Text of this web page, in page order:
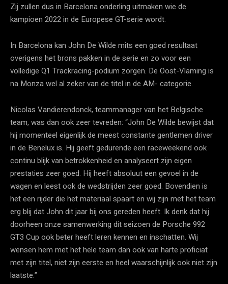
Zij zullen dus in Barcelona onderling uitmaken wie de
kampioen 2022 in de Europese GT-serie wordt.
In Barcelona kan John De Wilde mits een goed resultaat
overigens het brons pakken in de serie en zo voor een
volledige Q1 Trackracing-podium zorgen. De Oost-Vlaming is
na Monza wel al zeker van de titel in de AM- categorie.
Nicolas Vandierendonck, teammanager van het Belgische
team, was dan ook zeer tevreden: “John De Wilde bewijst dat
hij momenteel eigenlijk de meest constante gentlemen driver
in de Benelux is. Hij geeft gedurende een raceweekend ook
continu blijk van betrokkenheid en analyseert zijn eigen
prestaties zeer goed. Hij heeft absoluut een gevoel in de
wagen en leest ook de wedstrijden zeer goed. Bovendien is
het een rijder die het materiaal spaart en wij zijn met het team
erg blij dat John dit jaar bij ons gereden heeft. Ik denk dat hij
doorheen onze samenwerking dit seizoen de Porsche 992
GT3 Cup ook beter heeft leren kennen en inschatten. Wij
wensen hem met het hele team dan ook van harte proficiat
met zijn titel, niet zijn eerste en heel waarschijnlijk ook niet zijn
laatste.”